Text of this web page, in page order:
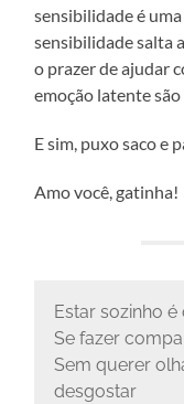
sensibilidade é
sensibilidade salta
o prazer de ajudar
emoção latente
E sim, puxo saco e
Amo você, gatinha!
Estar sozinho
Se fazer
Sem querer
desgostar